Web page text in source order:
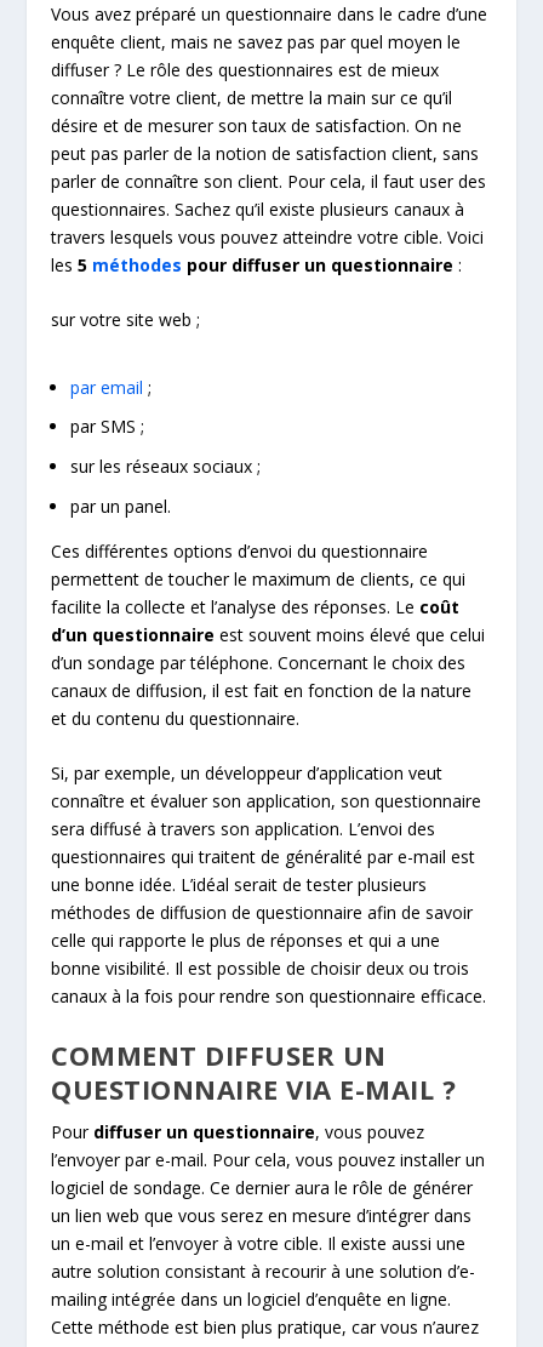
Vous avez préparé un questionnaire dans le cadre d’une
enquête client, mais ne savez pas par quel moyen le
diffuser ? Le rôle des questionnaires est de mieux
connaître votre client, de mettre la main sur ce qu’il
désire et de mesurer son taux de satisfaction. On ne
peut pas parler de la notion de satisfaction client, sans
parler de connaître son client. Pour cela, il faut user des
questionnaires. Sachez qu’il existe plusieurs canaux à
travers lesquels vous pouvez atteindre votre cible. Voici
les5 méthodes pour diffuser un questionnaire:
sur votre site web ;
par email ;
par SMS ;
sur les réseaux sociaux ;
par un panel.
Ces différentes options d’envoi du questionnaire
permettent de toucher le maximum de clients, ce qui
facilite la collecte et l’analyse des réponses. Le coût
d’un questionnaire est souvent moins élevé que celui
d’un sondage par téléphone. Concernant le choix des
canaux de diffusion, il est fait en fonction de la nature
et du contenu du questionnaire.
Si, par exemple, un développeur d’application veut
connaître et évaluer son application, son questionnaire
sera diffusé à travers son application. L’envoi des
questionnaires qui traitent de généralité par e-mail est
une bonne idée. L’idéal serait de tester plusieurs
méthodes de diffusion de questionnaire afin de savoir
celle qui rapporte le plus de réponses et qui a une
bonne visibilité. Il est possible de choisir deux ou trois
canaux à la fois pour rendre son questionnaire efficace.
COMMENT DIFFUSER UN
QUESTIONNAIRE VIA E-MAIL ?
Pourdiffuser un questionnaire, vous pouvez
l’envoyer par e-mail. Pour cela, vous pouvez installer un
logiciel de sondage. Ce dernier aura le rôle de générer
un lien web que vous serez en mesure d’intégrer dans
un e-mail et l’envoyer à votre cible. Il existe aussi une
autre solution consistant à recourir à une solution d’e-
mailing intégrée dans un logiciel d’enquête en ligne.
Cette méthode est bien plus pratique, car vous n’aurez